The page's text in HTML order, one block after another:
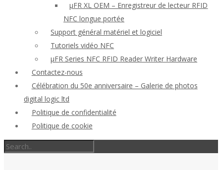
μFR XL OEM – Enregistreur de lecteur RFID
NFC longue portée
Support général matériel et logiciel
Tutoriels vidéo NFC
μFR Series NFC RFID Reader Writer Hardware
Contactez-nous
Célébration du 50e anniversaire – Galerie de photos
digital logic ltd
Politique de confidentialité
Politique de cookie